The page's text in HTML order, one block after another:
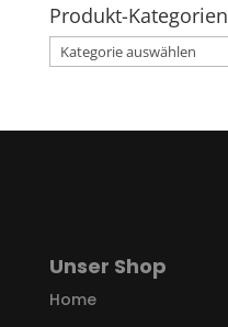
Produkt-Kategorien
Unser Shop
Home